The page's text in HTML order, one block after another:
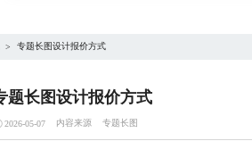
> 专题长图设计报价方式
题长图设计报价方式
2026-05-07 内容来源 专题长图